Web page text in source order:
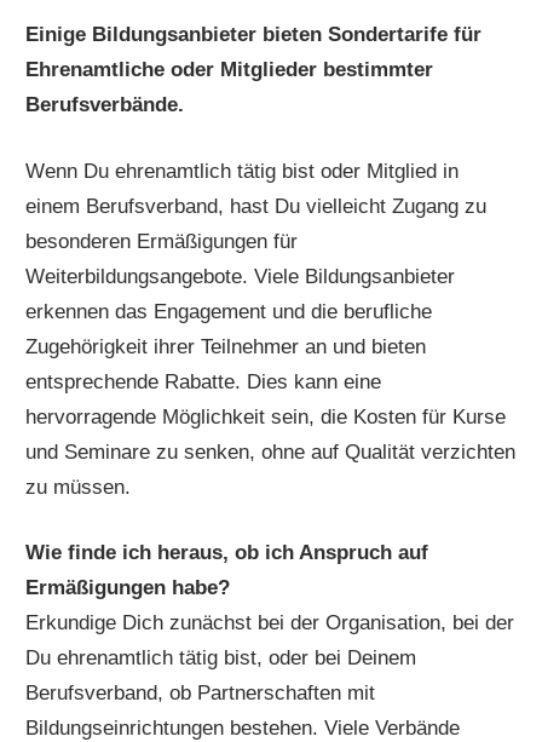
Einige Bildungsanbieter bieten Sondertarife für
Ehrenamtliche oder Mitglieder bestimmter
Berufsverbände.
Wenn Du ehrenamtlich tätig bist oder Mitglied in
einem Berufsverband, hast Du vielleicht Zugang zu
besonderen Ermäßigungen für
Weiterbildungsangebote. Viele Bildungsanbieter
erkennen das Engagement und die berufliche
Zugehörigkeit ihrer Teilnehmer an und bieten
entsprechende Rabatte. Dies kann eine
hervorragende Möglichkeit sein, die Kosten für Kurse
und Seminare zu senken, ohne auf Qualität verzichten
zu müssen.
Wie finde ich heraus, ob ich Anspruch auf
Ermäßigungen habe?
Erkundige Dich zunächst bei der Organisation, bei der
Du ehrenamtlich tätig bist, oder bei Deinem
Berufsverband, ob Partnerschaften mit
Bildungseinrichtungen bestehen. Viele Verbände